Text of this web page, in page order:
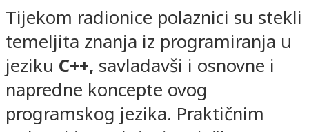
Tijekom radionice polaznici su stekli
temeljita znanja iz programiranja u
jeziku C++, savladavši i osnovne i
napredne koncepte ovog
programskog jezika. Praktičnim